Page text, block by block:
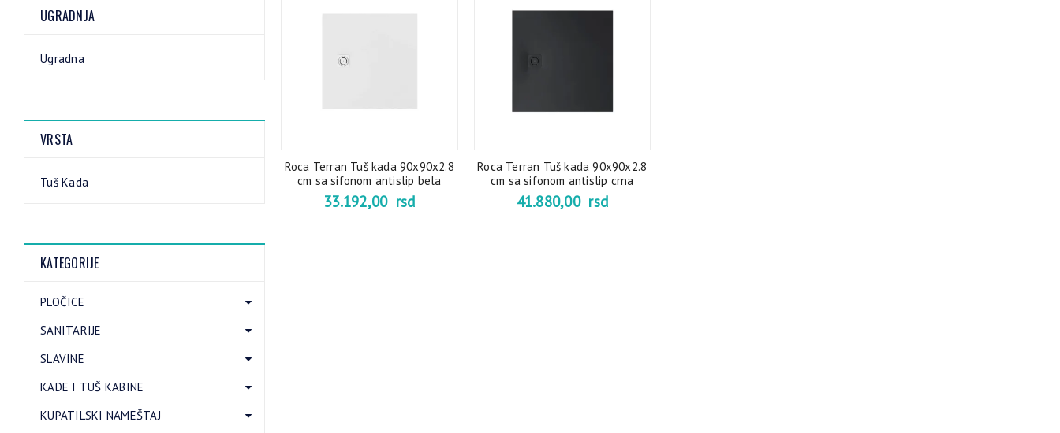
UGRADNJA
Ugradna
VRSTA
Tuš Kada
KATEGORIJE
PLOČICE
SANITARIJE
SLAVINE
KADE I TUŠ KABINE
KUPATILSKI NAMEŠTAJ
Roca Terran Tuš kada 90x90x2.8
cm sa sifonom antislip bela
33.192,00 rsd
Roca Terran Tuš kada 90x90x2.8
cm sa sifonom antislip crna
41.880,00 rsd